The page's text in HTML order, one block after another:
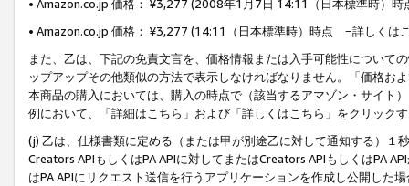
• Amazon.co.jp 価格： ¥3,277 (2008年1月7日 14:11（日本標準時）
• Amazon.co.jp 価格： ¥3,277 (14:11（日本標準時）時点 −詳しくは
また、乙は、下記の免責文言を、価格情報または入手可能性について
ップアップその他類似の方法で表示しなければなりません。「価格
本商品の購入においては、購入の時点で（該当するアマゾン・サイト
例において、「詳細はこちら」および「詳しくはこちら」をクリック
(j) 乙は、仕様書類に定める（または甲が別途乙に対して通知する）
Creators APIもしくはPA APIに対してまたはCreators APIもしくはPA
はPA APIにリクエスト送信を行うアプリケーションを作成し公開した